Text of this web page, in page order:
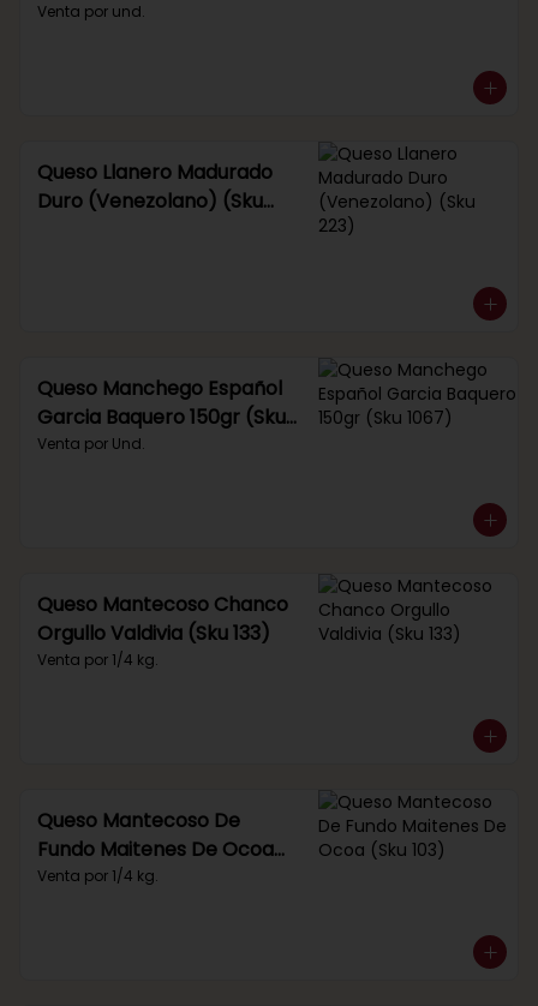
Venta por und.
Queso Llanero Madurado
Duro (Venezolano) (Sku
Queso Manchego Español
Garcia Baquero 150gr (Sku
1067)
Venta por Und.
Queso Mantecoso Chanco
Orgullo Valdivia (Sku 133)
Venta por 1/4 kg.
Queso Mantecoso De
Fundo Maitenes De Ocoa
(Sku 103)
Venta por 1/4 kg.